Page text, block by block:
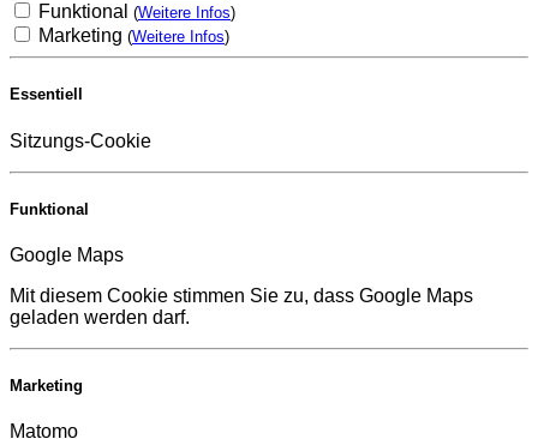
Funktional (Weitere Infos)
Marketing (Weitere Infos)
Essentiell
Sitzungs-Cookie
Funktional
Google Maps
Mit diesem Cookie stimmen Sie zu, dass Google Maps
geladen werden darf.
Marketing
Matomo